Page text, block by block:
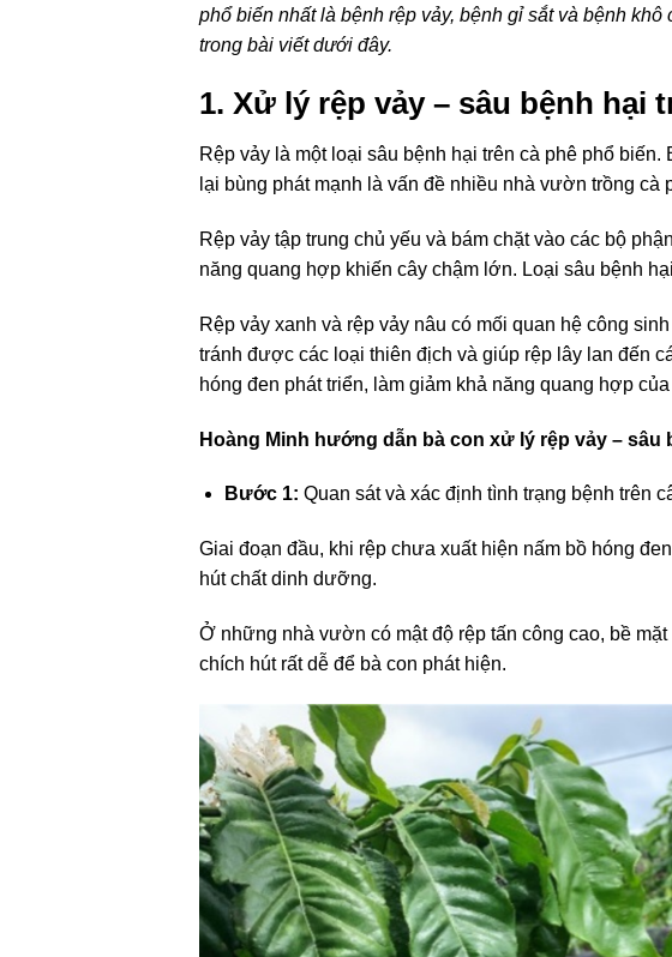
phổ biến nhất là bệnh rệp vảy, bệnh gỉ sắt và bệnh
trong bài viết dưới đây.
1. Xử lý rệp vảy – sâu bệnh hại
Rệp vảy là một loại sâu bệnh hại trên cà phê phổ
lại bùng phát mạnh là vấn đề nhiều nhà vườn trồng cà
Rệp vảy tập trung chủ yếu và bám chặt vào các bộ
năng quang hợp khiến cây chậm lớn. Loại sâu bệnh
Rệp vảy xanh và rệp vảy nâu có mối quan hệ công
tránh được các loại thiên địch và giúp rệp lây lan đến
hóng đen phát triển, làm giảm khả năng quang hợp
Hoàng Minh hướng dẫn bà con xử lý rệp vảy – sâu
Bước 1: Quan sát và xác định tình trạng bệnh trên
Giai đoạn đầu, khi rệp chưa xuất hiện nấm bồ hóng
hút chất dinh dưỡng.
Ở những nhà vườn có mật độ rệp tấn công cao, bề
chích hút rất dễ để bà con phát hiện.